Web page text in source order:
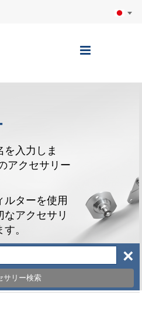
ナ
を入力しま
アクセサリー
ルターを使用
なアクセサリ
。
サリー検索
×